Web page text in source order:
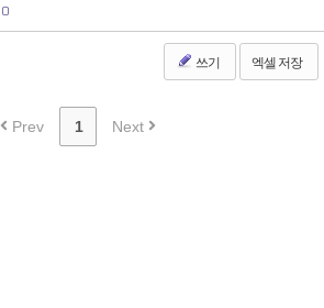
0
쓰기 엑셀 저장
Prev 1 Next